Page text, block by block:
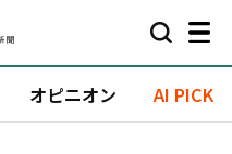
オピニオン AI PICK